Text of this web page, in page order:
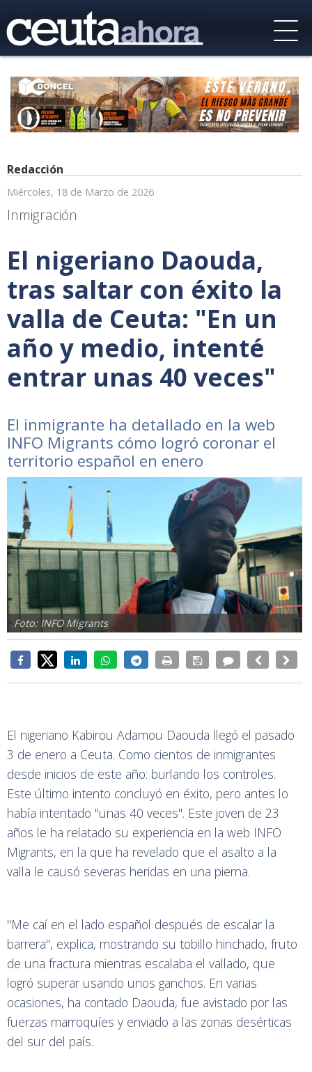
Redacción
Miércoles, 18 de Marzo de 2026
Inmigración
El nigeriano Daouda,
tras saltar con éxito la
valla de Ceuta: "En un
año y medio, intenté
entrar unas 40 veces"
El inmigrante ha detallado en la web
INFO Migrants cómo logró coronar el
territorio español en enero
Foto: INFO Migrants
El nigeriano Kabirou Adamou Daouda llegó el pasado
3 de enero a Ceuta. Como cientos de inmigrantes
desde inicios de este año: burlando los controles.
Este último intento concluyó en éxito, pero antes lo
había intentado "unas 40 veces". Este joven de 23
años le ha relatado su experiencia en la web INFO
Migrants, en la que ha revelado que el asalto a la
valla le causó severas heridas en una pierna.
"Me caí en el lado español después de escalar la
barrera", explica, mostrando su tobillo hinchado, fruto
de una fractura mientras escalaba el vallado, que
logró superar usando unos ganchos. En varias
ocasiones, ha contado Daouda, fue avistado por las
fuerzas marroquíes y enviado a las zonas desérticas
del sur del país.